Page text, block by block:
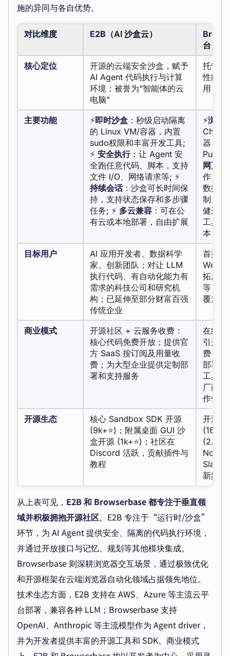
施的异同与各自优势。
对比维度 E2B （AI 沙盒云）
台）
核心定位
开源的云端安全沙盒，赋予
AI Agent 代码执行与计算
环境；被誉为“智能体的云
电脑”
托管的
性能无
用；可
主要功能 ⚡即时沙盒 ：秒级启动隔离
的 Linux VM/容器，内置
sudo权限和丰富开发工具;
⚡ 安全执行：让 Agent 安
全跑任意代码、脚本，支持
文件 I/O、网络请求等; ⚡
持续会话：沙盒可长时间保
持，支持状态保存和多步骤
任务; ⚡ 多云兼容 ：可在公
有云或本地部署，自由扩展
⚡浏览
器，兼
网页交
作，如
数据;
制、全
健运行
工具用
本，降
目标用户
AI 应用开发者、数据科学
家、创新团队；对让 LLM
执行代码、有自动化能力有
需求的科技公司和研究机
构；已延伸至部分财富百强
传统企业
首批
Web
拓展到
等）借
覆盖全
商业模式
开源社区 + 云服务收费：
核心代码免费开放；提供官
方 SaaS 按订阅及用量收
费；为大型企业提供定制部
署和支持服务
在线
引开发
费；通
部署
工具拓
厂商
作伙伴
开源生态
核心 Sandbox SDK 开源
(9k+⭐)；附属桌面 GUI 沙
盒开源 (1k+⭐)；社区在
Discord 活跃，贡献插件与
教程
开源
Node/
Slack
新频繁
从上表可见， E2B 和 Browserbase 都专注于垂直领
域并积极拥抱开源社区。E2B 专注于“运行时/沙盒”
环节，为 AI Agent 提供安全、隔离的代码执行环境，
并通过开放接口与记忆、规划等其他模块集成。
Browserbase 则深耕浏览器交互场景，通过极致优化
和开源框架在云端浏览器自动化领域占据领先地位。
技术生态方面，E2B 支持在 AWS、Azure 等主流云平
台部署，兼容各种 LLM；Browserbase 支持
OpenAI、Anthropic 等主流模型作为 Agent driver，
并为开发者提供丰富的开源工具和 SDK。商业模式